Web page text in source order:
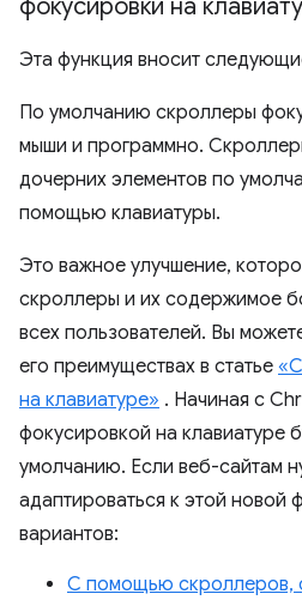
фокусировки на
Эта функция вносит
По умолчанию скроллеры
мыши и программно.
дочерних элементов по
помощью клавиатуры.
Это важное улучшение,
скроллеры и их содержимое
всех пользователей. Вы
его преимуществах в статье
на клавиатуре» . Начиная с
фокусировкой на клавиатуре
умолчанию. Если веб-сайтам
адаптироваться к этой новой
вариантов:
С помощью скроллеров,